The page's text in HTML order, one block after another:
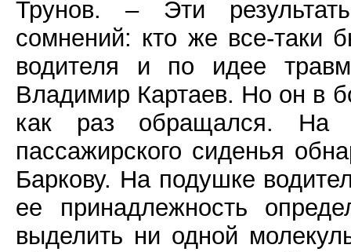
Трунов. – Эти
сомнений: кто же все-таки
водителя и по идее
Владимир Картаев. Но он в
как раз обращался. На
пассажирского сиденья
Баркову. На подушке
ее принадлежность
выделить ни одной